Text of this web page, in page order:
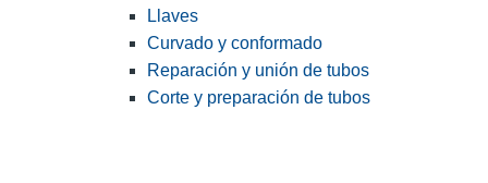
Llaves
Curvado y conformado
Reparación y unión de tubos
Corte y preparación de tubos